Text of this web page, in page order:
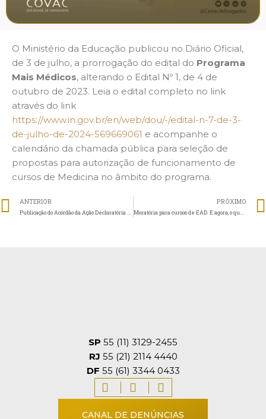
O Ministério da Educação publicou no Diário Oficial,
de 3 de julho, a prorrogação do edital do Programa
Mais Médicos, alterando o Edital Nº 1, de 4 de
outubro de 2023. Leia o edital completo no link
através do link
https://www.in.gov.br/en/web/dou/-/edital-n-7-de-3-
de-julho-de-2024-569669061 e acompanhe o
calendário da chamada pública para seleção de
propostas para autorização de funcionamento de
cursos de Medicina no âmbito do programa.
ANTERIOR PRÓXIMO
CANAL DE DENÚNCIAS
SP 55 (11) 3129-2455
RJ 55 (21) 2114 4440
DF 55 (61) 3344 0433